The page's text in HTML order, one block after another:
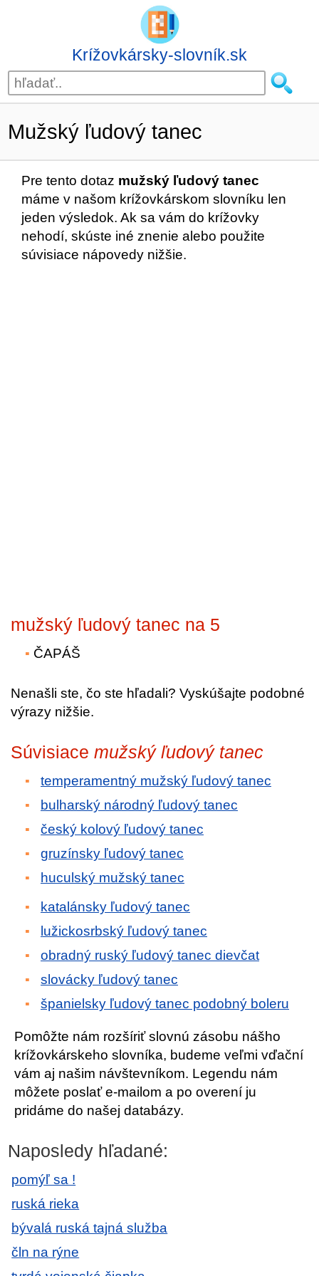
Krížovkársky-slovník.sk
Mužský ľudový tanec
Pre tento dotaz mužský ľudový tanec
máme v našom krížovkárskom slovníku len
jeden výsledok. Ak sa vám do krížovky
nehodí, skúste iné znenie alebo použite
súvisiace nápovedy nižšie.
mužský ľudový tanec na 5
ČAPÁŠ
Nenašli ste, čo ste hľadali? Vyskúšajte podobné
výrazy nižšie.
Súvisiace mužský ľudový tanec
temperamentný mužský ľudový tanec
bulharský národný ľudový tanec
český kolový ľudový tanec
gruzínsky ľudový tanec
huculský mužský tanec
katalánsky ľudový tanec
lužickosrbský ľudový tanec
obradný ruský ľudový tanec dievčat
slovácky ľudový tanec
španielsky ľudový tanec podobný boleru
Pomôžte nám rozšíriť slovnú zásobu nášho
krížovkárskeho slovníka, budeme veľmi vďační
vám aj našim návštevníkom. Legendu nám
môžete poslať e-mailom a po overení ju
pridáme do našej databázy.
Naposledy hľadané:
pomýľ sa !
ruská rieka
bývalá ruská tajná služba
čln na rýne